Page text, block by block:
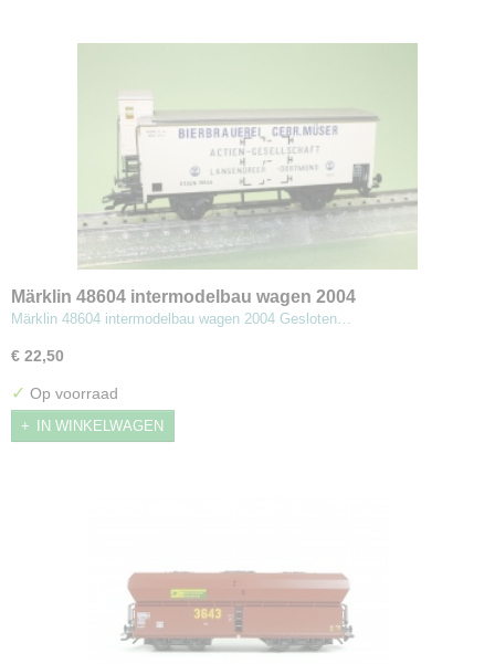
Märklin 48604 intermodelbau wagen 2004
Märklin 48604 intermodelbau wagen 2004 Gesloten…
€ 22,50
✓ Op voorraad
IN WINKELWAGEN